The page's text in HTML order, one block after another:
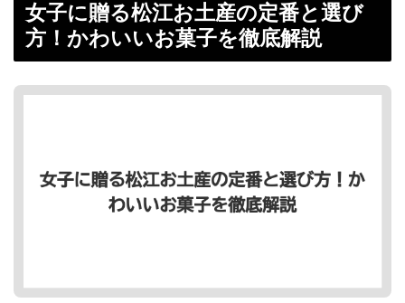
女子に贈る松江お土産の定番と選び
方！かわいいお菓子を徹底解説